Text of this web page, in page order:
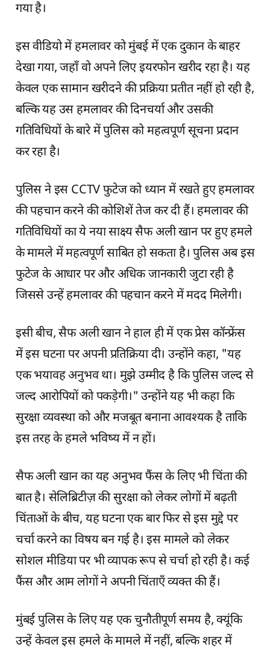
गया है।
इस वीडियो में हमलावर को मुंबई में एक दुकान के बाहर
देखा गया, जहाँ वो अपने लिए इयरफोन खरीद रहा है। यह
केवल एक सामान खरीदने की प्रक्रिया प्रतीत नहीं हो रही है,
बल्कि यह उस हमलावर की दिनचर्या और उसकी
गतिविधियों के बारे में पुलिस को महत्वपूर्ण सूचना प्रदान
कर रहा है।
पुलिस ने इस CCTV फुटेज को ध्यान में रखते हुए हमलावर
की पहचान करने की कोशिशें तेज कर दी हैं। हमलावर की
गतिविधियों का ये नया साक्ष्य सैफ अली खान पर हुए हमले
के मामले में महत्वपूर्ण साबित हो सकता है। पुलिस अब इस
फुटेज के आधार पर और अधिक जानकारी जुटा रही है
जिससे उन्हें हमलावर की पहचान करने में मदद मिलेगी।
इसी बीच, सैफ अली खान ने हाल ही में एक प्रेस कॉन्फ्रेंस
में इस घटना पर अपनी प्रतिक्रिया दी। उन्होंने कहा, "यह
एक भयावह अनुभव था। मुझे उम्मीद है कि पुलिस जल्द से
जल्द आरोपियों को पकड़ेगी।" उन्होंने यह भी कहा कि
सुरक्षा व्यवस्था को और मजबूत बनाना आवश्यक है ताकि
इस तरह के हमले भविष्य में न हों।
सैफ अली खान का यह अनुभव फैंस के लिए भी चिंता की
बात है। सेलिब्रिटीज़ की सुरक्षा को लेकर लोगों में बढ़ती
चिंताओं के बीच, यह घटना एक बार फिर से इस मुद्दे पर
चर्चा करने का विषय बन गई है। इस मामले को लेकर
सोशल मीडिया पर भी व्यापक रूप से चर्चा हो रही है। कई
फैंस और आम लोगों ने अपनी चिंताएँ व्यक्त की हैं।
मुंबई पुलिस के लिए यह एक चुनौतीपूर्ण समय है, क्यूंकि
उन्हें केवल इस हमले के मामले में नहीं, बल्कि शहर में